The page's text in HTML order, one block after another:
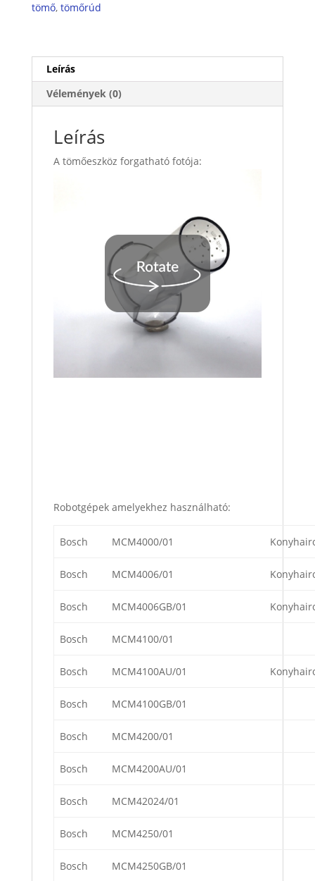
tömő, tömőrúd
Leírás
Vélemények (0)
Leírás
A tömőeszköz forgatható fotója:
Robotgépek amelyekhez használható:
Bosch MCM4000/01
Bosch MCM4006/01
Bosch MCM4006GB/01
Bosch MCM4100/01
Bosch MCM4100AU/01
Bosch MCM4100GB/01
Bosch MCM4200/01
Bosch MCM4200AU/01
Bosch MCM42024/01
Bosch MCM4250/01
Bosch MCM4250GB/01